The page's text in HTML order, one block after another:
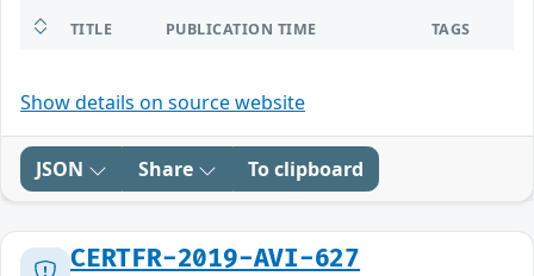
TITLE PUBLICATION TIME TAGS
Show details on source website
JSON Share To clipboard
CERTFR-2019-AVI-627